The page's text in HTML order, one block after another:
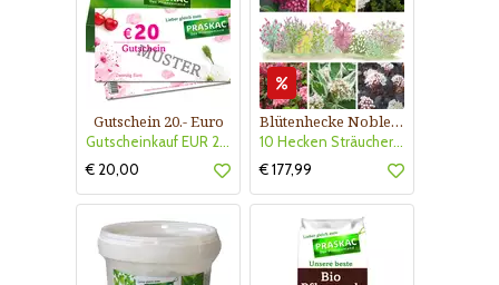
Gutschein 20.- Euro
Gutscheinkauf EUR 20.-
€ 20,00
Blütenhecke Nobless-Kollektion Nr. 402
10 Hecken Sträucher - für 10 lfm Blütenhecke - Blühend März - Oktober
€ 177,99